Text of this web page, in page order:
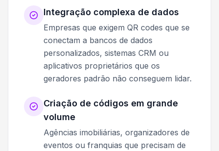
Integração complexa de dados
Empresas que exigem QR codes que se
conectam a bancos de dados
personalizados, sistemas CRM ou
aplicativos proprietários que os
geradores padrão não conseguem lidar.
Criação de códigos em grande
volume
Agências imobiliárias, organizadores de
eventos ou franquias que precisam de